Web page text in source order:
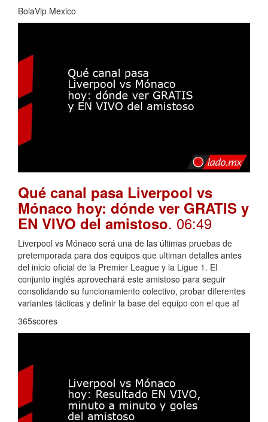
BolaVip Mexico
Qué canal pasa Liverpool vs
Mónaco hoy: dónde ver GRATIS y
EN VIVO del amistoso. 06:49
Liverpool vs Mónaco será una de las últimas pruebas de
pretemporada para dos equipos que ultiman detalles antes
del inicio oficial de la Premier League y la Ligue 1. El
conjunto inglés aprovechará este amistoso para seguir
consolidando su funcionamiento colectivo, probar diferentes
variantes tácticas y definir la base del equipo con el que af
365scores